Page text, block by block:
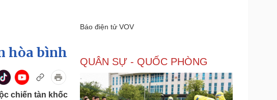
Bất động sản
Chứng khoán
Giá cà phê
Doanh nghiệp
Công nghệ
hòa bình
chiến tàn khốc
Báo điện tử VOV
QUÂN SỰ - QUỐC PHÒNG